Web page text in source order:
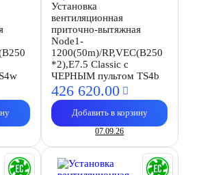
Установка
вентиляционная
приточно-вытяжная
Node1-
1200(50m)/RP,VEC(B250
*2),E7.5 Classic с
ЧЕРНЫМ пультом TS4b
426 620.00
Добавить в корзину
07.09.26